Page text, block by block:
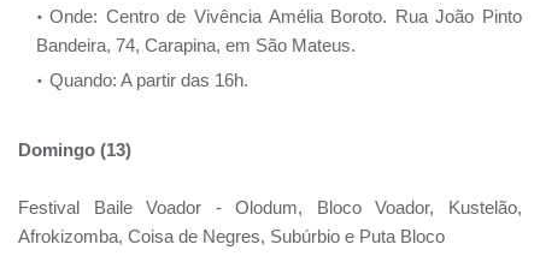
Onde: Centro de Vivência Amélia Boroto. Rua João Pinto
Bandeira, 74, Carapina, em São Mateus.
Quando: A partir das 16h.
Domingo (13)
Festival Baile Voador - Olodum, Bloco Voador, Kustelão,
Afrokizomba, Coisa de Negres, Subúrbio e Puta Bloco